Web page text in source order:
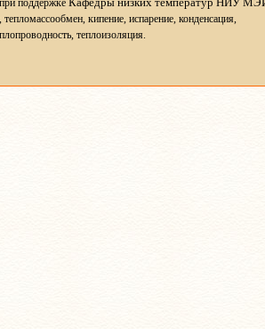
поддержке
кипение, испарение, конденсация,
теплоизоляция.